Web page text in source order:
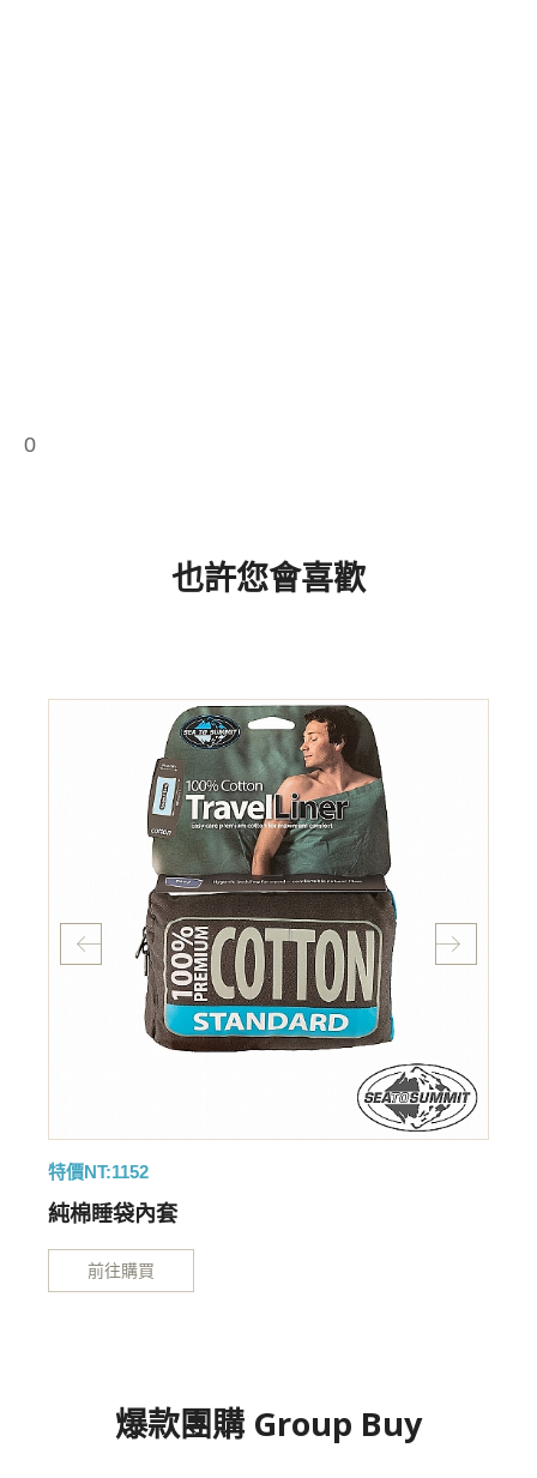
0
也許您會喜歡
特價NT:1152
純棉睡袋內套
前往購買
爆款團購 Group Buy